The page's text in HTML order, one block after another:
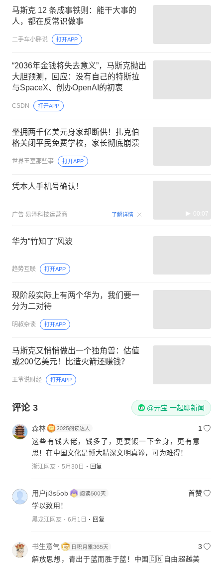
马斯克 12 条成事铁则：能干大事的
人，都在反常识做事
二手车小胖说 打开APP
“2036年金钱将失去意义”，马斯克抛出
大胆预测，回应：没有自己的特斯拉
与SpaceX、创办OpenAI的初衷
CSDN 打开APP
坐拥两千亿美元身家却断供！扎克伯
格关闭平民免费学校，家长彻底崩溃
世界王室那些事 打开APP
凭本人手机号确认！
广告 易泽科技运营商 了解详情 00:07
华为“竹知了”风波
趋势互联 打开APP
现阶段实际上有两个华为，我们要一
分为二对待
明叔杂谈 打开APP
马斯克又悄悄做出一个独角兽：估值
或200亿美元！比造火箭还赚钱？
王爷说财经 打开APP
评论 3 @元宝 一起聊新闻
森林
1
这些有钱大佬，钱多了，更要镀一下金身，更有意
思！在中国文化是博大精深文明真谛，可为难得！
浙江网友 5月30日 回复
用户ji3s5ob
首赞
学以致用！
黑龙江网友 6月1日 回复
书生意气
3
解放思想，青出于蓝而胜于蓝！中国🇨🇳自由超越美